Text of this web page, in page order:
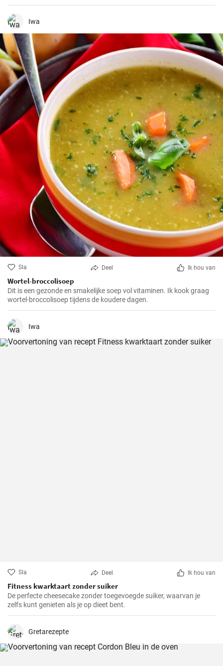
Iwa
Sla Deel Ik hou van
Wortel-broccolisoep
Dit is een gezonde en smakelijke soep vol vitaminen. Ik kook graag
wortel-broccolisoep tijdens de koudere dagen.
Iwa
Sla Deel Ik hou van
Fitness kwarktaart zonder suiker
De perfecte cheesecake zonder toegevoegde suiker, waarvan je
zelfs kunt genieten als je op dieet bent.
Gretarezepte